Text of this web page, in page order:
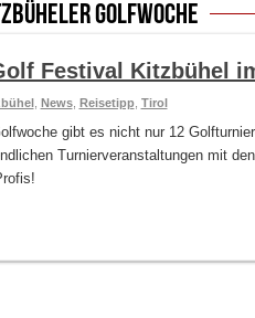
Golfwoche
Festival Kitzbühel
, News, Reisetipp, Tirol
gibt es nicht nur 12
Turnierveranstaltungen mit